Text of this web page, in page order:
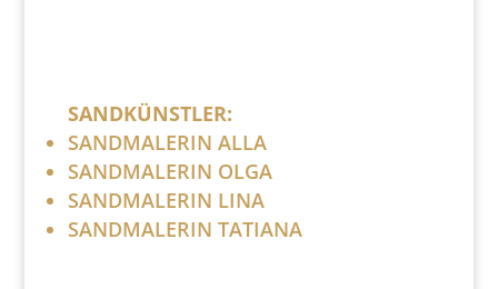
SANDKÜNSTLER:
SANDMALERIN ALLA
SANDMALERIN OLGA
SANDMALERIN LINA
SANDMALERIN TATIANA